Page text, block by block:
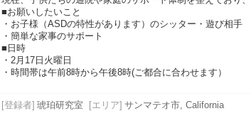
■お願いしたいこと
・お子様（ASDの特性があります）のシッター・遊び相手
・簡単な家事のサポート
■日時
・2月17日火曜日
・時間帯は午前8時から午後8時(ご都合に合わせます）
[登録者] 琥珀研究室 [エリア] サンマテオ市, California